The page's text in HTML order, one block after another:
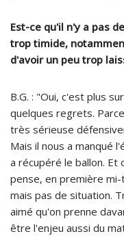
Est-ce qu'il n'y a pas
trop timide,
d'avoir un peu trop
B.G. : "Oui, c'est plus
quelques regrets.
très sérieuse
Mais il nous a manqué
a récupéré le ballon. Et
pense, en première
mais pas de situation.
aimé qu'on prenne
être l'enjeu aussi du